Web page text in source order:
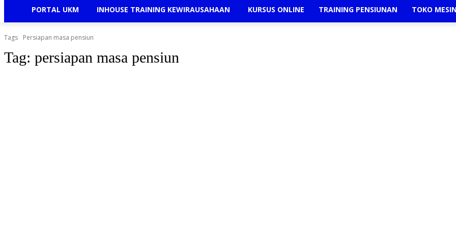
PORTAL UKM INHOUSE TRAINING KEWIRAUSAHAAN KURSUS ONLINE TRAINING PENSIUNAN TOKO
Tags Persiapan masa pensiun
Tag: persiapan masa pensiun